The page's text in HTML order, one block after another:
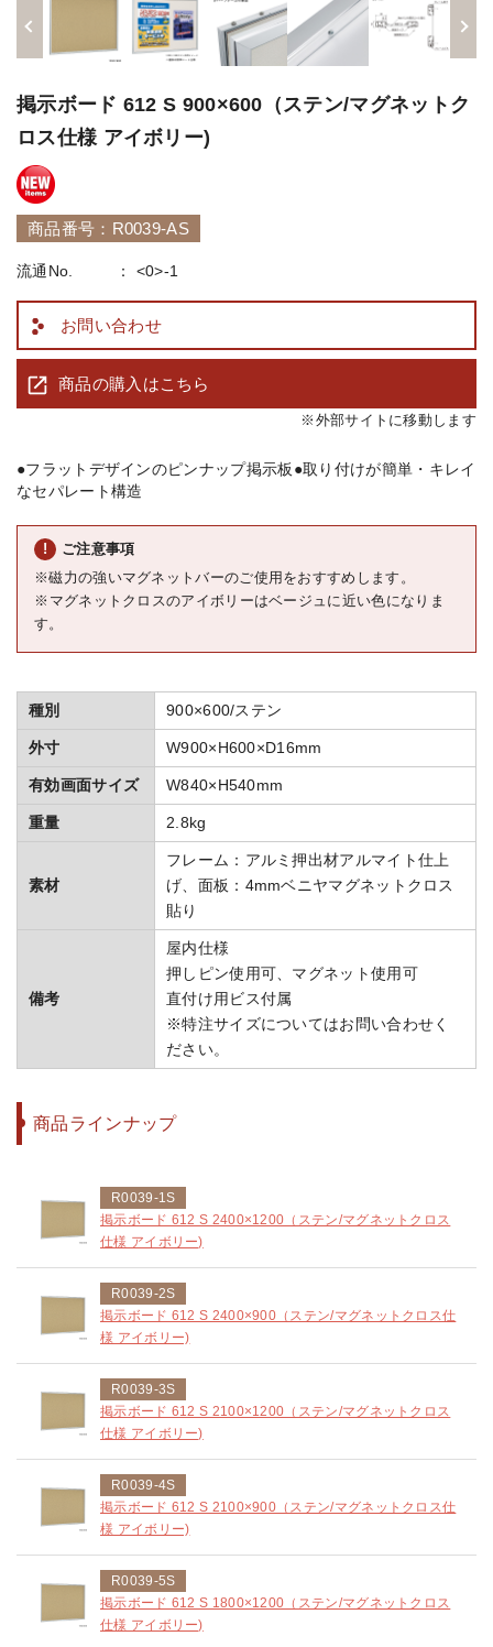
掲示ボード 612 S 900×600（ステン/マグネットク
ロス仕様 アイボリー)
商品番号：R0039-AS
流通No. <0>-1
お問い合わせ
商品の購入はこちら
※外部サイトに移動します
●フラットデザインのピンナップ掲示板 ●取り付けが簡単・キレイ
なセパレート構造
ご注意事項
※磁力の強いマグネットバーのご使用をおすすめします。
※マグネットクロスのアイボリーはベージュに近い色になりま
す。
種別 900×600/ステン
外寸 W900×H600×D16mm
有効画面サイズ W840×H540mm
重量 2.8kg
素材
フレーム：アルミ押出材アルマイト仕上
げ、面板：4mmベニヤマグネットクロス
貼り
備考
屋内仕様
押しピン使用可、マグネット使用可
直付け用ビス付属
※特注サイズについてはお問い合わせく
ださい。
商品ラインナップ
R0039-1S
掲示ボード 612 S 2400×1200（ステン/マグネットクロス
仕様 アイボリー)
R0039-2S
掲示ボード 612 S 2400×900（ステン/マグネットクロス仕
様 アイボリー)
R0039-3S
掲示ボード 612 S 2100×1200（ステン/マグネットクロス
仕様 アイボリー)
R0039-4S
掲示ボード 612 S 2100×900（ステン/マグネットクロス仕
様 アイボリー)
R0039-5S
掲示ボード 612 S 1800×1200（ステン/マグネットクロス
仕様 アイボリー)